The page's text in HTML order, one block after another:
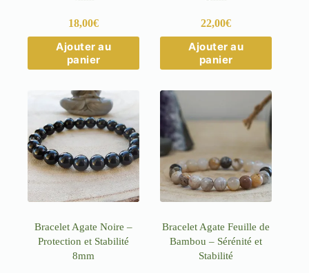
18,00€
Ajouter au
panier
Ce
produit
a
variations.
Les
options
peuvent
choisies
sur
la
page
du
22,00€
Ajouter au
panier
Ce
produit
a
variations.
options
peuvent
sur
la
page
du
Bracelet Agate Noire –
Protection et Stabilité
8mm
Bracelet Agate Feuille de
Bambou – Sérénité et
Stabilité